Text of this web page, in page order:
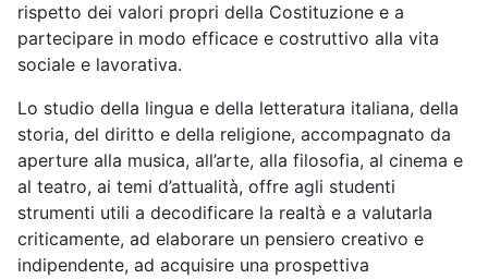
rispetto dei valori propri della Costituzione e a
partecipare in modo efficace e costruttivo alla vita
sociale e lavorativa.
Lo studio della lingua e della letteratura italiana, della
storia, del diritto e della religione, accompagnato da
aperture alla musica, all’arte, alla filosofia, al cinema e
al teatro, ai temi d’attualità, offre agli studenti
strumenti utili a decodificare la realtà e a valutarla
criticamente, ad elaborare un pensiero creativo e
indipendente, ad acquisire una prospettiva